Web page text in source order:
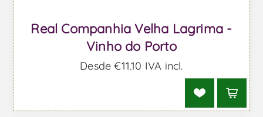
Real Companhia Velha Lagrima -
Vinho do Porto
Desde €11,10 IVA incl.